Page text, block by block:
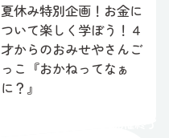
夏休み特別企画！お金に
ついて楽しく学ぼう！４
才からのおみせやさんご
っこ『おかねってなぁ
に？』